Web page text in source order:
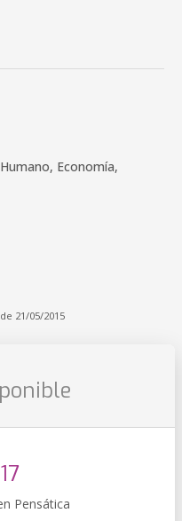
Economía,
21/05/2015
Pensática